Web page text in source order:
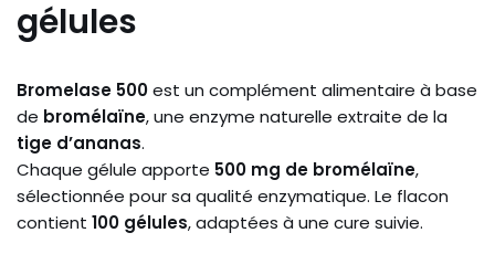
gélules
Bromelase 500est un complément alimentaire à base
de bromélaïne, une enzyme naturelle extraite de la
tige d’ananas.
Chaque gélule apporte 500 mg de bromélaïne,
sélectionnée pour sa qualité enzymatique. Le flacon
contient 100 gélules, adaptées à une cure suivie.